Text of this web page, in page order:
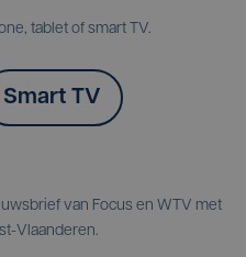
tablet of smart TV.
Smart TV
van Focus en WTV met
Vlaanderen.